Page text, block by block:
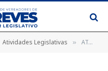
Atividades Legislativas » ATA DA 12ª SESSÃO ORDINÁRIA DO 1º PERÍODO DA 3ª SESSÃO LEGISLATIVA DA 18ª LEGISLATURA DA CÂMARA MUNICIPAL DE BREVES, REALIZADA NO DIA 21 DE MARÇO DE 2019